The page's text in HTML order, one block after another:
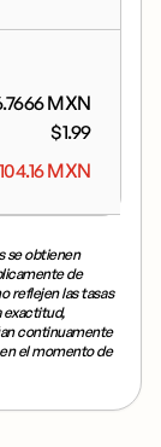
MXN
$1.99
MXN
se obtienen
de
reflejen las tasas
exactitud,
continuamente
el momento de